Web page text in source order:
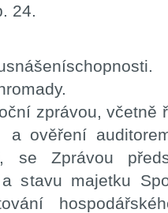
24.
zprávou, včetně
ověření
se Zprávou
stavu majetku